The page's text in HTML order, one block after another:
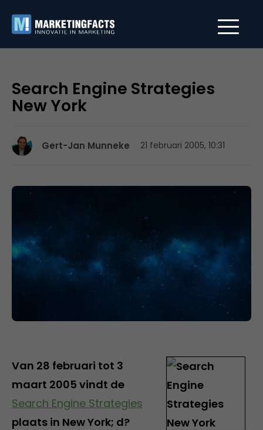
Search Engine Strategies
New York
Gert-Jan Munneke 21 februari 2005, 10:31
Van 28 februari tot 3
maart 2005 vindt de
Search Engine Strategies
plaats in New York; d?